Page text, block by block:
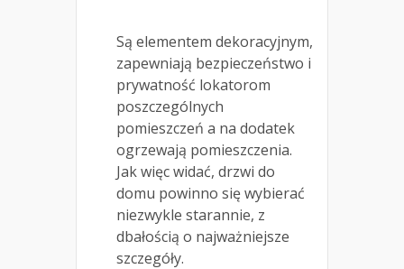
Są elementem dekoracyjnym,
zapewniają bezpieczeństwo i
prywatność lokatorom
poszczególnych
pomieszczeń a na dodatek
ogrzewają pomieszczenia.
Jak więc widać, drzwi do
domu powinno się wybierać
niezwykle starannie, z
dbałością o najważniejsze
szczegóły.